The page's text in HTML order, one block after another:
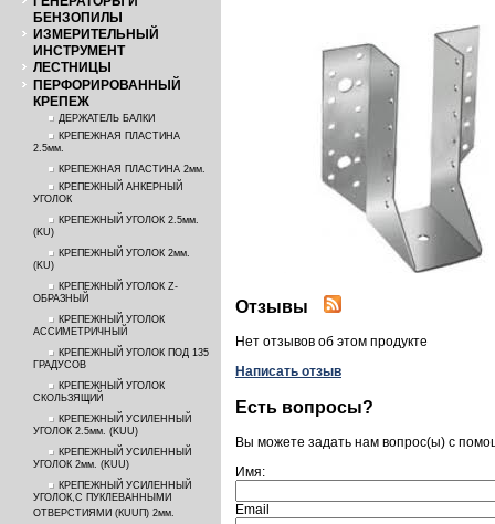
БЕНЗОПИЛЫ
ИЗМЕРИТЕЛЬНЫЙ
ИНСТРУМЕНТ
ЛЕСТНИЦЫ
ПЕРФОРИРОВАННЫЙ
КРЕПЕЖ
ДЕРЖАТЕЛЬ БАЛКИ
КРЕПЕЖНАЯ ПЛАСТИНА
2.5мм.
КРЕПЕЖНАЯ ПЛАСТИНА 2мм.
КРЕПЕЖНЫЙ АНКЕРНЫЙ
УГОЛОК
КРЕПЕЖНЫЙ УГОЛОК 2.5мм.
(KU)
КРЕПЕЖНЫЙ УГОЛОК 2мм.
(KU)
КРЕПЕЖНЫЙ УГОЛОК Z-
ОБРАЗНЫЙ
КРЕПЕЖНЫЙ УГОЛОК
АССИМЕТРИЧНЫЙ
КРЕПЕЖНЫЙ УГОЛОК ПОД 135
ГРАДУСОВ
КРЕПЕЖНЫЙ УГОЛОК
СКОЛЬЗЯЩИЙ
КРЕПЕЖНЫЙ УСИЛЕННЫЙ
УГОЛОК 2.5мм. (KUU)
КРЕПЕЖНЫЙ УСИЛЕННЫЙ
УГОЛОК 2мм. (KUU)
КРЕПЕЖНЫЙ УСИЛЕННЫЙ
УГОЛОК,С ПУКЛЕВАННЫМИ
ОТВЕРСТИЯМИ (КUUП) 2мм.
Отзывы
Нет отзывов об этом продукте
Написать отзыв
Есть вопросы?
Вы можете задать нам вопрос(ы) с
Имя:
Email